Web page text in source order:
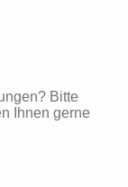
Bitte
Ihnen gerne